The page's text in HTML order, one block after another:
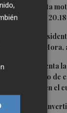
Ibex 35 aprieta
hasta los
el
Gómez Mora,
aumenta
el alumnado de
euros en el
y SpaceX